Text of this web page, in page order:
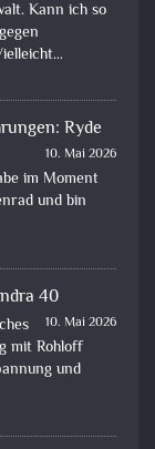
Kann ich so
Ryde
10. Mai 2026
im Moment
und bin
40
10. Mai 2026
mit Rohloff
und